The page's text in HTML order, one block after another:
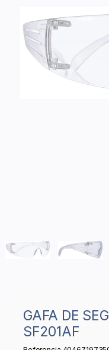
GAFA DE SEGURIDAD INCOLORA -
SF201AF